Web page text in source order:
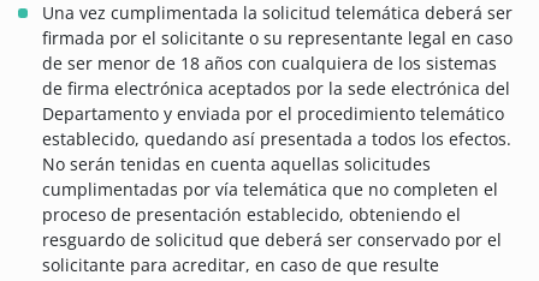
Una vez cumplimentada la solicitud telemática deberá ser
firmada por el solicitante o su representante legal en caso
de ser menor de 18 años con cualquiera de los sistemas
de firma electrónica aceptados por la sede electrónica del
Departamento y enviada por el procedimiento telemático
establecido, quedando así presentada a todos los efectos.
No serán tenidas en cuenta aquellas solicitudes
cumplimentadas por vía telemática que no completen el
proceso de presentación establecido, obteniendo el
resguardo de solicitud que deberá ser conservado por el
solicitante para acreditar, en caso de que resulte